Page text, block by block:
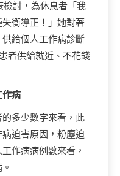
檢討，為休息者「我
衡導正！」她對著
給個人工作病診斷
者供給就近、不花錢
作病
多少數字來看，此
迫害原因，粉塵迫
作病病例數來看，